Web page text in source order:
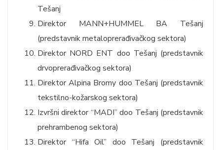
Tešanj
Direktor MANN+HUMMEL BA Tešanj
(predstavnik metaloprerađivačkog sektora)
Direktor NORD ENT doo Tešanj (predstavnik
drvoprerađivačkog sektora)
Direktor Alpina Bromy doo Tešanj (predstavnik
tekstilno-kožarskog sektora)
Izvršni direktor “MADI” doo Tešanj (predstavnik
prehrambenog sektora)
Direktor “Hifa Oil” doo Tešanj (predstavnik